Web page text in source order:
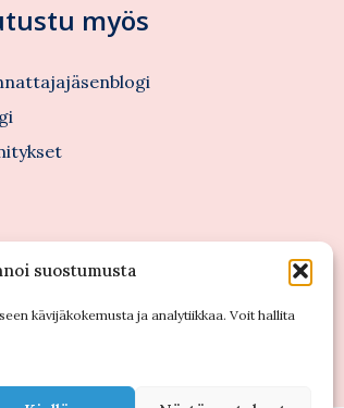
suostumusta
kävijäkokemusta ja analytiikkaa. Voit hallita
myös